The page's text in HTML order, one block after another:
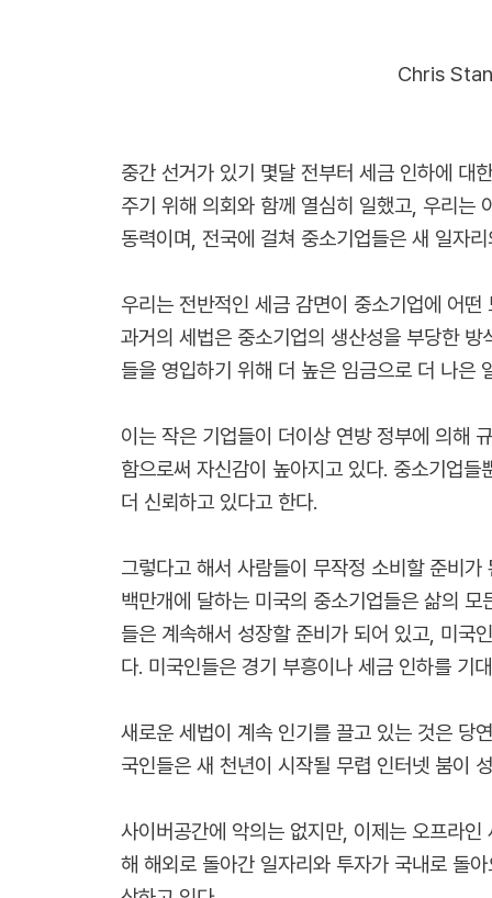
Chris
중간 선거가 있기 몇달 전부터 세금 인하에 대
주기 위해 의회와 함께 열심히 일했고, 우리는
동력이며, 전국에 걸쳐 중소기업들은 새 일자
우리는 전반적인 세금 감면이 중소기업에 어
과거의 세법은 중소기업의 생산성을 부당한
들을 영입하기 위해 더 높은 임금으로 더 나은
이는 작은 기업들이 더이상 연방 정부에 의해
함으로써 자신감이 높아지고 있다. 중소기업
더 신뢰하고 있다고 한다.
그렇다고 해서 사람들이 무작정 소비할 준비
백만개에 달하는 미국의 중소기업들은 삶의
들은 계속해서 성장할 준비가 되어 있고, 미국
다. 미국인들은 경기 부흥이나 세금 인하를 기
새로운 세법이 계속 인기를 끌고 있는 것은 당
국인들은 새 천년이 시작될 무렵 인터넷 붐이
사이버공간에 악의는 없지만, 이제는 오프라
해 해외로 돌아간 일자리와 투자가 국내로 돌